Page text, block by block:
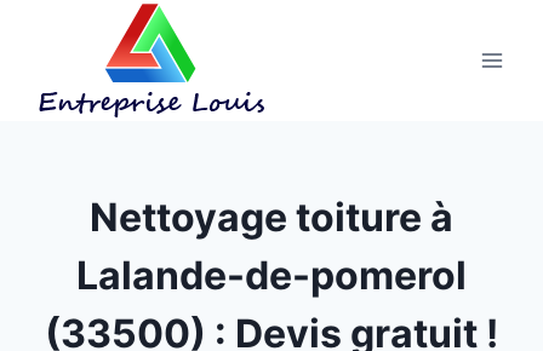
Nettoyage toiture à
Lalande-de-pomerol
(33500) : Devis gratuit !